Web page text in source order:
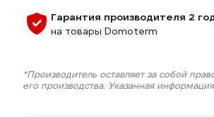
Гарантия производителя 2
на товары Domoterm
*Производитель оставляет за собой
его производства. Указанная